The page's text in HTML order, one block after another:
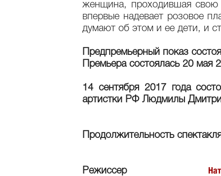
женщина, проходившая свою
впервые надевает розовое
думают об этом и ее дети, и
Предпремьерный показ
Премьера состоялась 20 мая
14 сентября 2017 года
артистки РФ Людмилы
Продолжительность
Режиссер